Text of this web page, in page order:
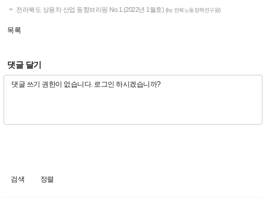
전라북도 상용차 산업 동향브리핑 No.1.(2022년 1월호) (by 전북노동정책연구원)
목록
댓글 달기
검색 정렬